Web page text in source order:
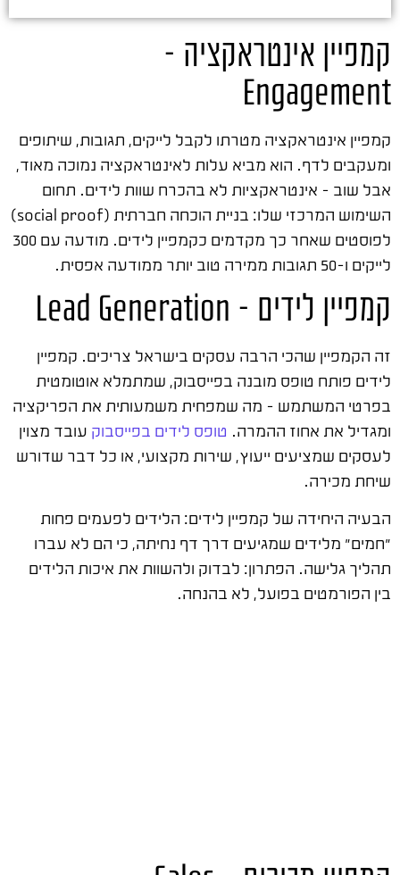
קמפיין אינטראקציה –
Engagement
קמפיין אינטראקציה מטרתו לקבל לייקים, תגובות, שיתופים
ומעקבים לדף. הוא מביא עלות לאינטראקציה נמוכה מאוד,
אבל שוב – אינטראקציות לא בהכרח שוות לידים. תחום
השימוש המרכזי שלו: בניית הוכחה חברתית (social proof)
לפוסטים שאחר כך מקדמים כקמפיין לידים. מודעה עם 300
לייקים ו-50 תגובות ממירה טוב יותר ממודעה אפסית.
קמפיין לידים – Lead Generation
זה הקמפיין שהכי הרבה עסקים בישראל צריכים. קמפיין
לידים פותח טופס מובנה בפייסבוק, שמתמלא אוטומטית
בפרטי המשתמש – מה שמפחית משמעותית את הפריקציה
ומגדיל את אחוז ההמרה. טופס לידים בפייסבוק עובד מצוין
לעסקים שמציעים ייעוץ, שירות מקצועי, או כל דבר שדורש
שיחת מכירה.
הבעיה היחידה של קמפיין לידים: הלידים לפעמים פחות
"חמים" מלידים שמגיעים דרך דף נחיתה, כי הם לא עברו
תהליך גלישה. הפתרון: לבדוק ולהשוות את איכות הלידים
בין הפורמטים בפועל, לא בהנחה.